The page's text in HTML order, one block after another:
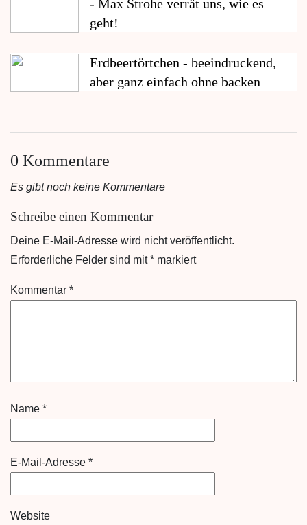
- Max Strohe verrät uns, wie es
geht!
Erdbeertörtchen - beeindruckend,
aber ganz einfach ohne backen
0 Kommentare
Es gibt noch keine Kommentare
Schreibe einen Kommentar
Deine E-Mail-Adresse wird nicht veröffentlicht.
Erforderliche Felder sind mit* markiert
Kommentar *
Name *
E-Mail-Adresse *
Website